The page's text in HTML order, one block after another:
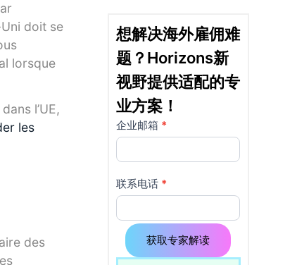
doit se
lorsque
l’UE,
les
des
想解决海外雇佣难
题？Horizons新
视野提供适配的专
业方案！
详
情
页
使
用
企业邮箱 *
联系电话 *
如果
你是
人
类，
该字
段请
留
空。
获取专家解读